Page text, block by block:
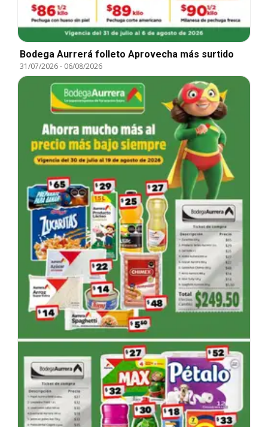
Bodega Aurrerá folleto Aprovecha más surtido
31/07/2026- 06/08/2026